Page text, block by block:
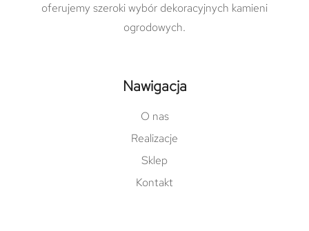
oferujemy szeroki wybór dekoracyjnych kamieni
ogrodowych.
Nawigacja
O nas
Realizacje
Sklep
Kontakt